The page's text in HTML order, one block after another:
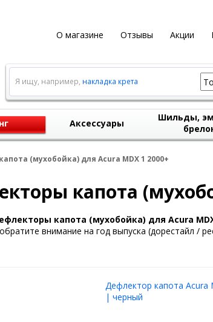
О магазине Отзывы Акции
Я ищу, например, накладка крета
Аксессуары
Шильды,
(мухобойка) для Acura MDX 1 2000+
капота
капота (мухобойка) для Acura
внимание на год выпуска (дорестайл /
Дефлектор капота Acura
| черный